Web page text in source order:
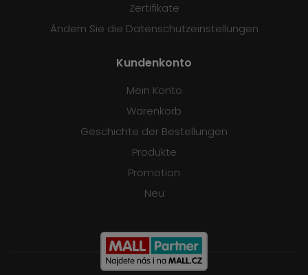
Zertifikate
Ändern Sie die Datenschutzeinstellungen
Kundenkonto
Mein Konto
Warenkorb
Geschichte der Bestellungen
Produkte
Promotion
Neu